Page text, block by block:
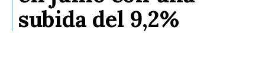
subida del 9,2%